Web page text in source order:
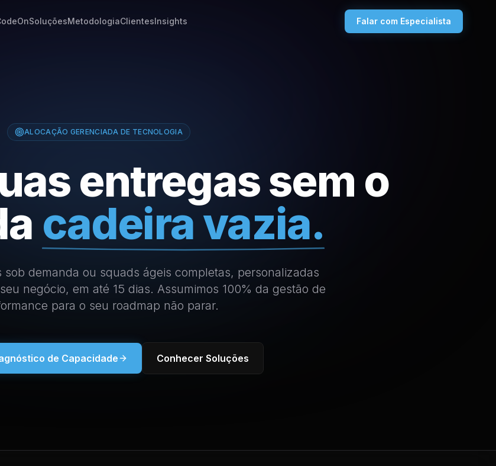
SoluçõesMetodologiaClientesInsights Falar com Especialista
ALOCAÇÃO GERENCIADA DE TECNOLOGIA
entregas sem o
cadeira vazia.
sob demanda ou squads ágeis completas, personalizadas
negócio, em até 15 dias. Assumimos 100% da gestão de
para o seu roadmap não parar.
de Capacidade Conhecer Soluções